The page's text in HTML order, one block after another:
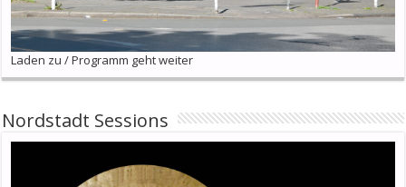
Laden zu / Programm geht weiter
Nordstadt Sessions